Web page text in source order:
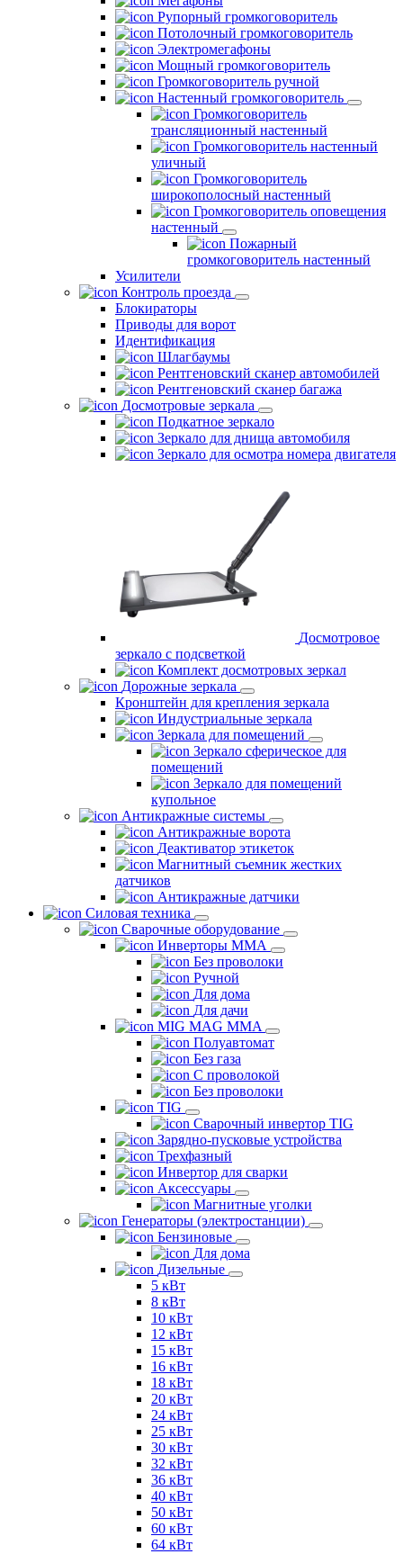
Рупорный громкоговоритель
Потолочный громкоговоритель
Электромегафоны
Мощный громкоговоритель
Громкоговоритель ручной
Настенный громкоговоритель
Громкоговоритель
трансляционный настенный
Громкоговоритель настенный
уличный
Громкоговоритель
широкополосный настенный
Громкоговоритель оповещения
настенный
Пожарный
громкоговоритель настенный
Усилители
Контроль проезда
Блокираторы
Приводы для ворот
Идентификация
Шлагбаумы
Рентгеновский сканер автомобилей
Рентгеновский сканер багажа
Досмотровые зеркала
Подкатное зеркало
Зеркало для днища автомобиля
Зеркало для осмотра номера двигателя
Досмотровое
зеркало с подсветкой
Комплект досмотровых зеркал
Дорожные зеркала
Кронштейн для крепления зеркала
Индустриальные зеркала
Зеркала для помещений
Зеркало сферическое для
помещений
Зеркало для помещений
купольное
Антикражные системы
Антикражные ворота
Деактиватор этикеток
Магнитный съемник жестких
датчиков
Антикражные датчики
Силовая техника
Сварочные оборудование
Инверторы ММА
Без проволоки
Ручной
Для дома
Для дачи
MIG MAG MMA
Полуавтомат
Без газа
С проволокой
Без проволоки
TIG
Сварочный инвертор TIG
Зарядно-пусковые устройства
Трехфазный
Инвертор для сварки
Аксессуары
Магнитные уголки
Генераторы (электростанции)
Бензиновые
Для дома
Дизельные
5 кВт
8 кВт
10 кВт
12 кВт
15 кВт
16 кВт
18 кВт
20 кВт
24 кВт
25 кВт
30 кВт
32 кВт
36 кВт
40 кВт
50 кВт
60 кВт
64 кВт